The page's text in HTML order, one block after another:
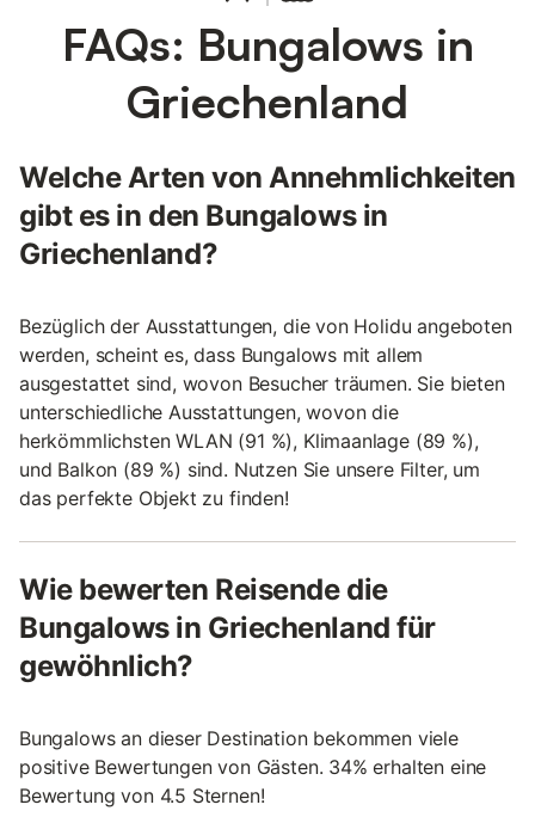
FAQs: Bungalows in
Griechenland
Welche Arten von Annehmlichkeiten
gibt es in den Bungalows in
Griechenland?
Bezüglich der Ausstattungen, die von Holidu angeboten
werden, scheint es, dass Bungalows mit allem
ausgestattet sind, wovon Besucher träumen. Sie bieten
unterschiedliche Ausstattungen, wovon die
herkömmlichsten WLAN (91 %), Klimaanlage (89 %),
und Balkon (89 %) sind. Nutzen Sie unsere Filter, um
das perfekte Objekt zu finden!
Wie bewerten Reisende die
Bungalows in Griechenland für
gewöhnlich?
Bungalows an dieser Destination bekommen viele
positive Bewertungen von Gästen. 34% erhalten eine
Bewertung von 4.5 Sternen!